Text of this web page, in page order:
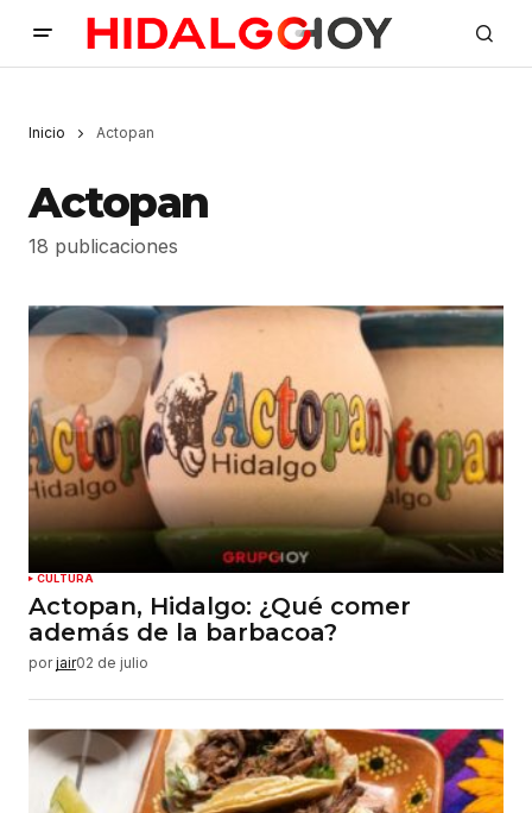
Inicio Actopan
Actopan
18 publicaciones
CULTURA
Actopan, Hidalgo: ¿Qué comer
además de la barbacoa?
por jair02 de julio